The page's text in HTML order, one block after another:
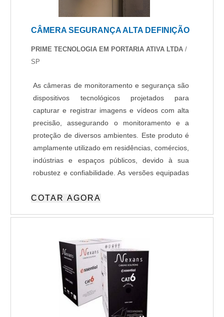
demandas. Esses fatores, somados à
área de atuação e profissionais intensamente
qualificados, garantem uma entrega de
excelência de ponta a ponta..
CÂMERA SEGURANÇA ALTA DEFINIÇÃO
PRIME TECNOLOGIA EM PORTARIA ATIVA LTDA /
SP
As câmeras de monitoramento e segurança são
dispositivos tecnológicos projetados para
capturar e registrar imagens e vídeos com alta
precisão, assegurando o monitoramento e a
proteção de diversos ambientes. Este produto é
amplamente utilizado em residências, comércios,
indústrias e espaços públicos, devido à sua
robustez e confiabilidade. As versões equipadas
funcionalidades avançadas, como detecção de
plataforma de atendimento remoto. Essas
características agregam maior assertividade e
reduzem falsos alarmes e tornam o
monitoramento mais eficiente, atendendo aos
mais altos padrões de segurança e
COTAR AGORA